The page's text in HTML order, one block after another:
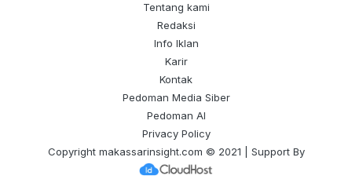
Tentang kami
Redaksi
Info Iklan
Karir
Kontak
Pedoman Media Siber
Pedoman AI
Privacy Policy
Copyright makassarinsight.com © 2021 | Support By